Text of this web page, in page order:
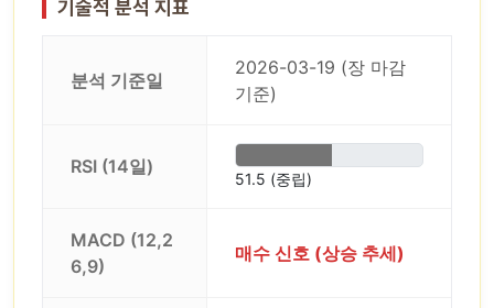
기술적 분석 지표
분석 기준일
2026-03-19 (장 마감
기준)
RSI (14일)
51.5 (중립)
MACD (12,2
6,9)
매수 신호 (상승 추세)